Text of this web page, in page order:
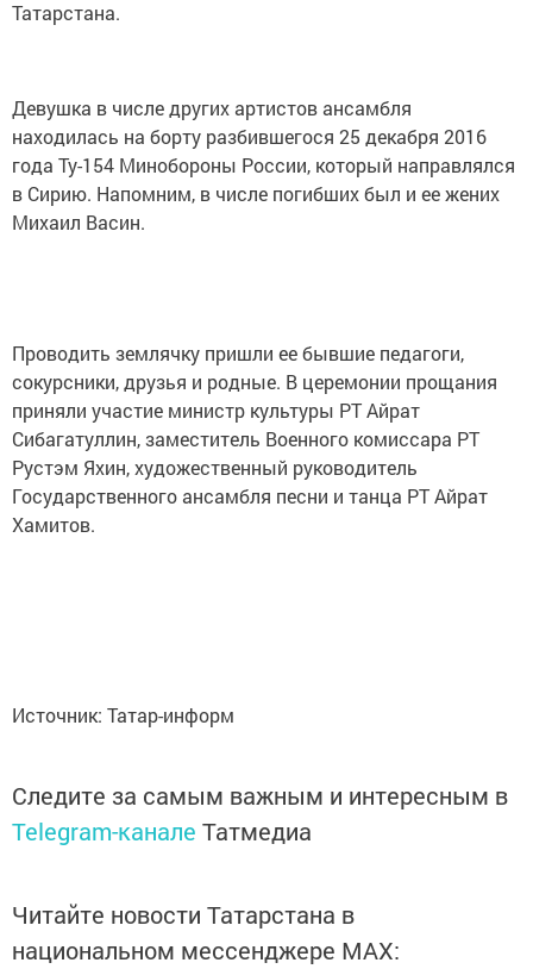
Татарстана.
Девушка в числе других артистов ансамбля
находилась на борту разбившегося 25 декабря 2016
года Ту-154 Минобороны России, который направлялся
в Сирию. Напомним, в числе погибших был и ее жених
Михаил Васин.
Проводить землячку пришли ее бывшие педагоги,
сокурсники, друзья и родные. В церемонии прощания
приняли участие министр культуры РТ Айрат
Сибагатуллин, заместитель Военного комиссара РТ
Рустэм Яхин, художественный руководитель
Государственного ансамбля песни и танца РТ Айрат
Хамитов.
Источник: Татар-информ
Следите за самым важным и интересным в
Telegram-канале Татмедиа
Читайте новости Татарстана в
национальном мессенджере MАХ: